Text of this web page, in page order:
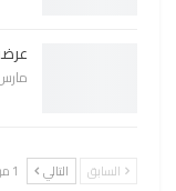
مارس 23,
السابق التالي 1 من 13٬790